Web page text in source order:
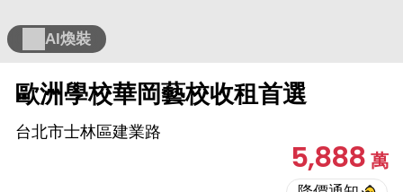
AI煥裝
歐洲學校華岡藝校收租首選
台北市士林區建業路
5,888萬